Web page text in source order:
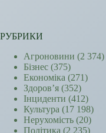
РУБРИКИ
Агроновини (2 374)
Бізнес (375)
Економіка (271)
Здоров’я (352)
Інциденти (412)
Культура (17 198)
Нерухомість (20)
Політика (2 235)